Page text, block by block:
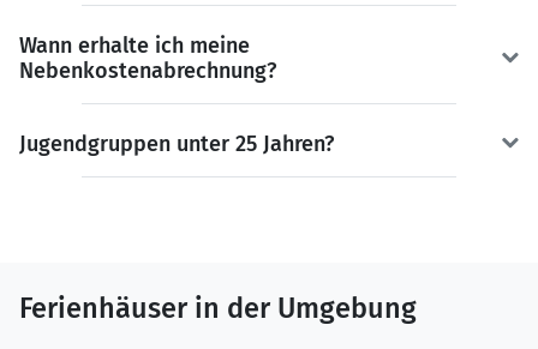
Wann erhalte ich meine
Nebenkostenabrechnung?
Jugendgruppen unter 25 Jahren?
Ferienhäuser in der Umgebung